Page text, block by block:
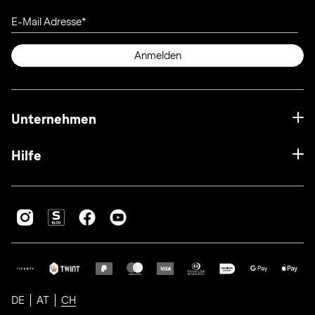
E-Mail Adresse
Anmelden
Unternehmen
Hilfe
DE AT CH